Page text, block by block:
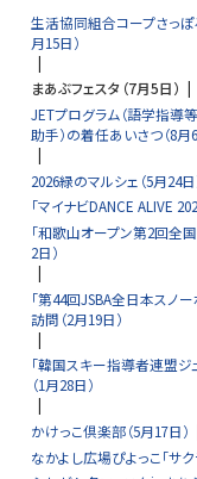
生活協同組合コープさっぽ
月15日）
まあぶフェスタ（7月5日）
JETプログラム（語学指導
助手）の着任あいさつ（8月6
2026緑のマルシェ（5月24日
「マイナビDANCE ALIVE
「和歌山オープン第2回全
2日）
「第44回JSBA全日本スノ
訪問（2月19日）
「韓国スキー指導者連盟
（1月28日）
かけっこ倶楽部（5月17日）
なかよし広場ぴよっこ「サク